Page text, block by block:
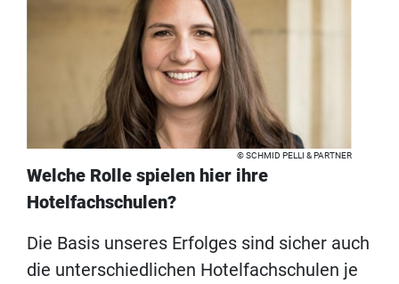
SCHMID PELLI & PARTNER
Welche Rolle spielen hier ihre
Hotelfachschulen?
Die Basis unseres Erfolges sind sicher auch
die unterschiedlichen Hotelfachschulen je